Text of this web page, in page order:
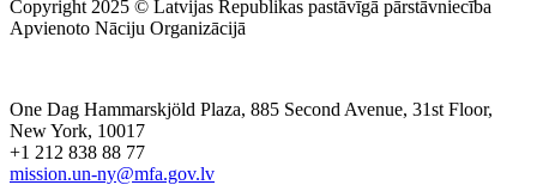
Copyright 2025 © Latvijas Republikas pastāvīgā pārstāvniecība
Apvienoto Nāciju Organizācijā
One Dag Hammarskjöld Plaza, 885 Second Avenue, 31st Floor,
New York, 10017
+1 212 838 88 77
mission.un-ny@mfa.gov.lv